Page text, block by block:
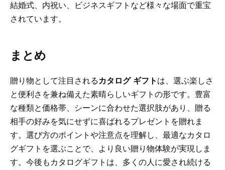
結婚式、内祝い、ビジネスギフトなど様々な場面で重宝
されています。
まとめ
贈り物として注目されるカタログ ギフト は、選ぶ楽しさ
と便利さを兼ね備えた素晴らしいギフトの形です。豊富
な種類と価格帯、シーンに合わせた選択肢があり、贈る
相手の好みを気にせずに喜ばれるプレゼントを贈れま
す。選び方のポイントや注意点を理解し、最適なカタロ
グギフトを選ぶことで、より良い贈り物体験が実現しま
す。今後もカタログギフトは、多くの人に愛され続ける